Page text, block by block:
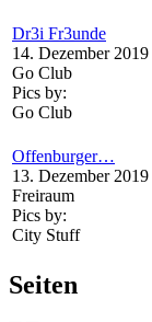
Dr3i Fr3unde
14. Dezember 2019
Go Club
Pics by:
Go Club
Offenburger…
13. Dezember 2019
Freiraum
Pics by:
City Stuff
Seiten